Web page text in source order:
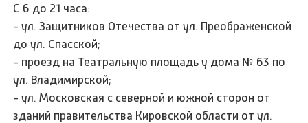
С 6 до 21 часа:
- ул. Защитников Отечества от ул. Преображенской
до ул. Спасской;
- проезд на Театральную площадь у дома № 63 по
ул. Владимирской;
- ул. Московская с северной и южной сторон от
зданий правительства Кировской области от ул.